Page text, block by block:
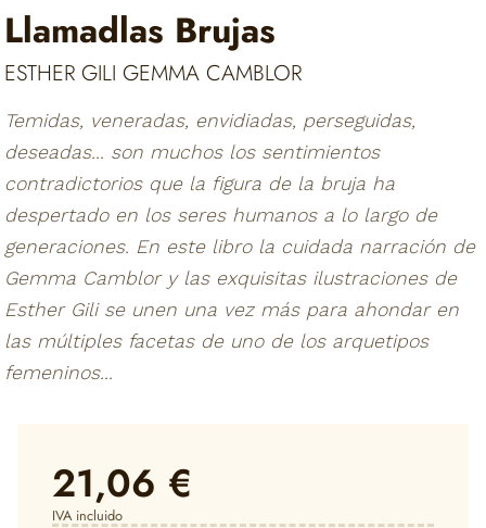
Llamadlas Brujas
ESTHER GILI GEMMA CAMBLOR
Temidas, veneradas, envidiadas, perseguidas,
deseadas... son muchos los sentimientos
contradictorios que la figura de la bruja ha
despertado en los seres humanos a lo largo de
generaciones. En este libro la cuidada narración de
Gemma Camblor y las exquisitas ilustraciones de
Esther Gili se unen una vez más para ahondar en
las múltiples facetas de uno de los arquetipos
femeninos...
21,06 €
IVA incluido